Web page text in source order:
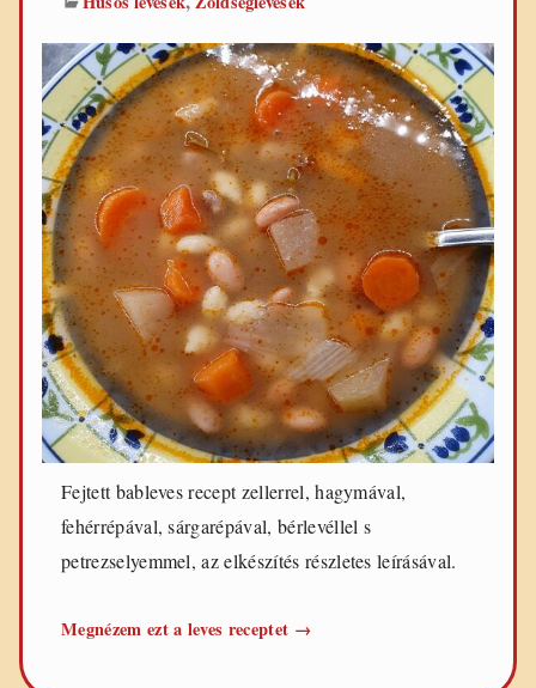
Fejtett bableves recept zellerrel, hagymával,
fehérrépával, sárgarépával, bérlevéllel s
petrezselyemmel, az elkészítés részletes leírásával.
Megnézem ezt a leves receptet Fejtett
→